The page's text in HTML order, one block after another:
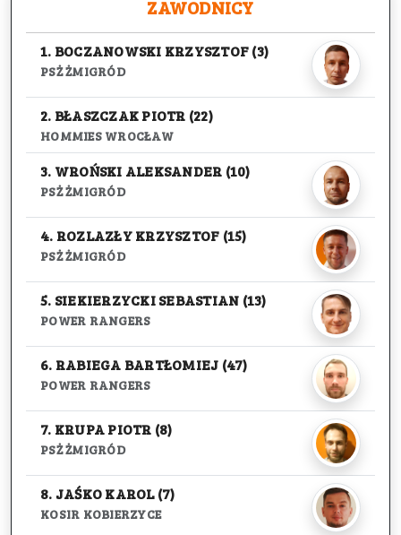
ZAWODNICY
1. BOCZANOWSKI KRZYSZTOF (3)
PSŻ ŻMIGRÓD
2. BŁASZCZAK PIOTR (22)
HOMMIES WROCŁAW
3. WROŃSKI ALEKSANDER (10)
PSŻ ŻMIGRÓD
4. ROZLAZŁY KRZYSZTOF (15)
PSŻ ŻMIGRÓD
5. SIEKIERZYCKI SEBASTIAN (13)
POWER RANGERS
6. RABIEGA BARTŁOMIEJ (47)
POWER RANGERS
7. KRUPA PIOTR (8)
PSŻ ŻMIGRÓD
8. JAŚKO KAROL (7)
KOSIR KOBIERZYCE